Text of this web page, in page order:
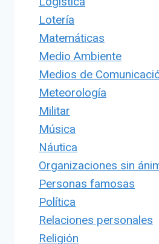
Lotería
Matemáticas
Medio Ambiente
Medios de
Meteorología
Militar
Música
Náutica
Organizaciones sin
Personas famosas
Política
Relaciones personales
Religión